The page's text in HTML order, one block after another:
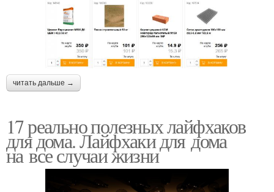
читать дальше →
17 реально полезных лайфхаков
для дома. Лайфхаки для дома
на все случаи жизни